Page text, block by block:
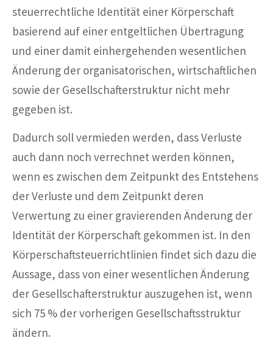
steuerrechtliche Identität einer Körperschaft
basierend auf einer entgeltlichen Übertragung
und einer damit einhergehenden wesentlichen
Änderung der organisatorischen, wirtschaftlichen
sowie der Gesellschafterstruktur nicht mehr
gegeben ist.
Dadurch soll vermieden werden, dass Verluste
auch dann noch verrechnet werden können,
wenn es zwischen dem Zeitpunkt des Entstehens
der Verluste und dem Zeitpunkt deren
Verwertung zu einer gravierenden Änderung der
Identität der Körperschaft gekommen ist. In den
Körperschaftsteuerrichtlinien findet sich dazu die
Aussage, dass von einer wesentlichen Änderung
der Gesellschafterstruktur auszugehen ist, wenn
sich 75 % der vorherigen Gesellschaftsstruktur
ändern.